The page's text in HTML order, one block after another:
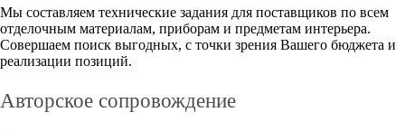
Мы составляем технические задания для поставщиков по всем
отделочным материалам, приборам и предметам интерьера.
Совершаем поиск выгодных, с точки зрения Вашего бюджета и
реализации позиций.
Авторское сопровождение